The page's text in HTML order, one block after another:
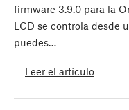
firmware 3.9.0 para la
LCD se controla desde
puedes…
Leer el artículo